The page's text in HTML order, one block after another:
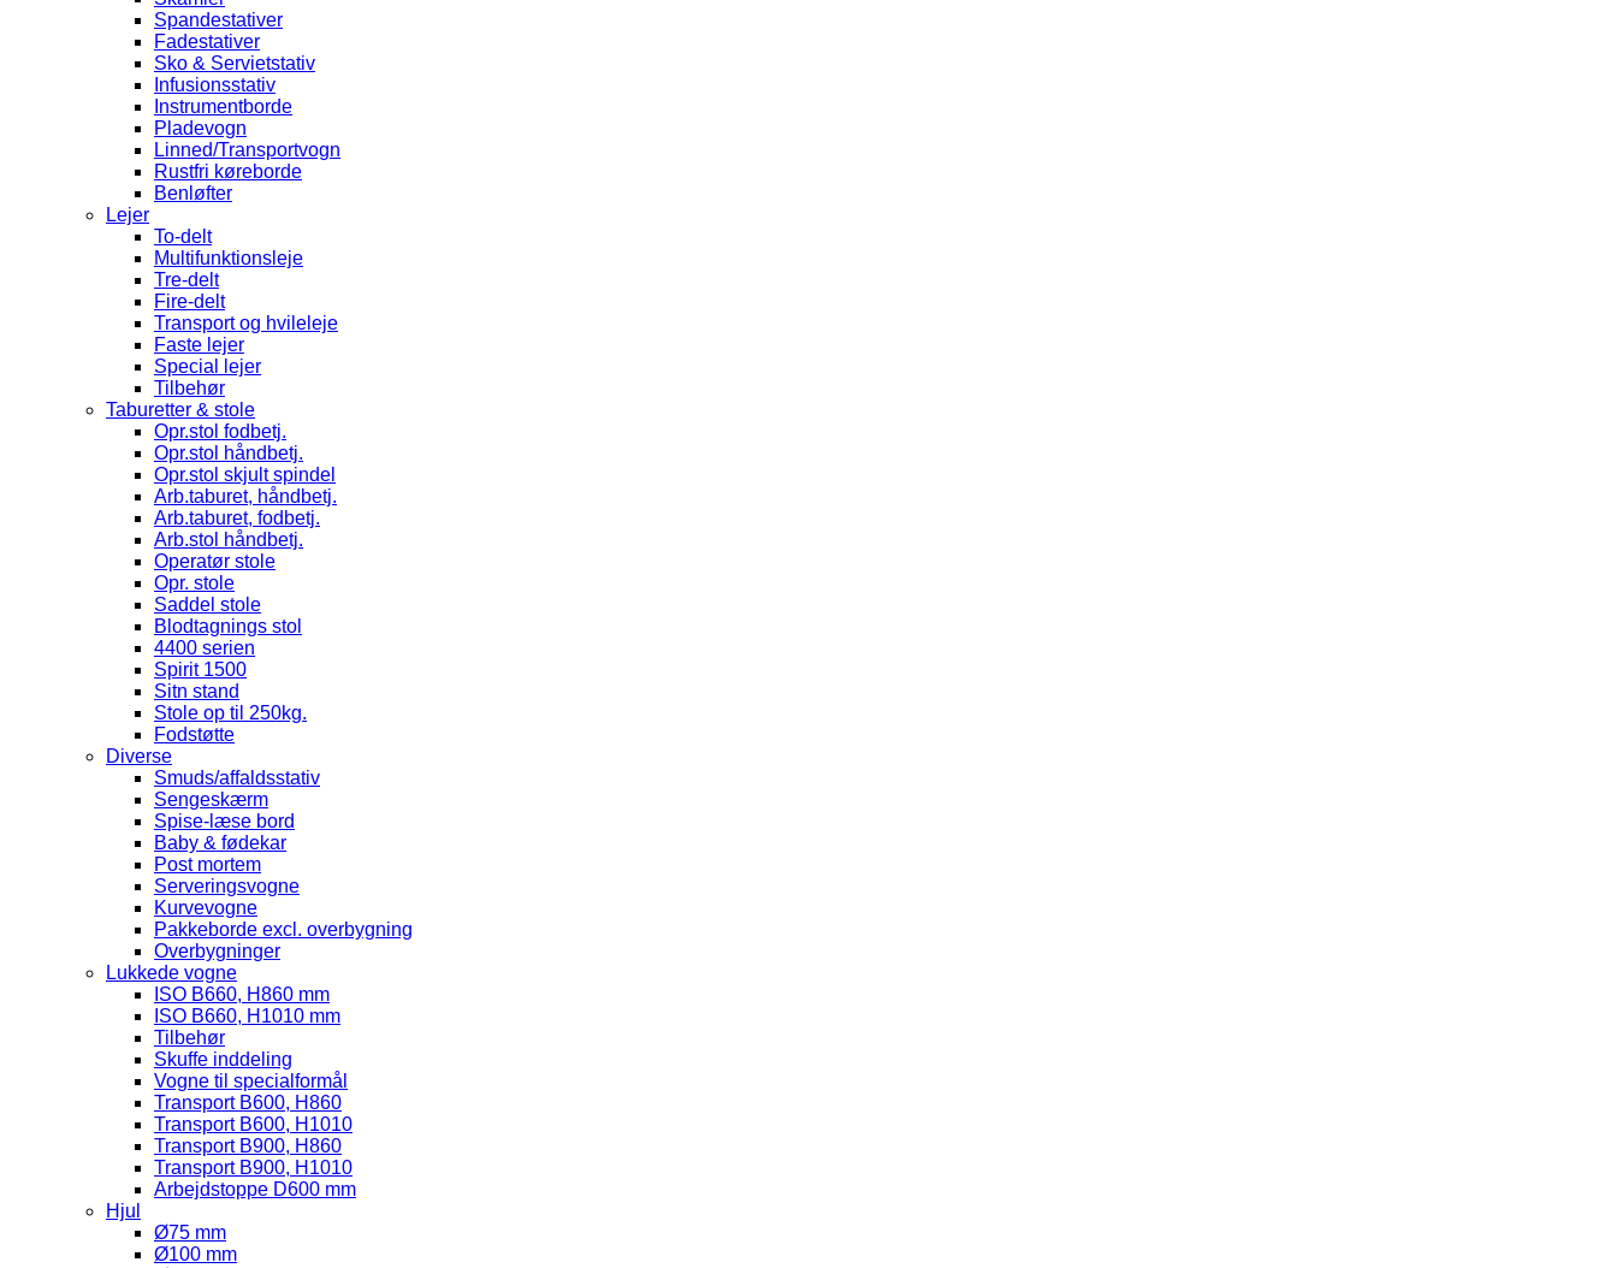
Spandestativer
Fadestativer
Sko & Servietstativ
Infusionsstativ
Instrumentborde
Pladevogn
Linned/Transportvogn
Rustfri køreborde
Benløfter
Lejer
To-delt
Multifunktionsleje
Tre-delt
Fire-delt
Transport og hvileleje
Faste lejer
Special lejer
Tilbehør
Taburetter & stole
Opr.stol fodbetj.
Opr.stol håndbetj.
Opr.stol skjult spindel
Arb.taburet, håndbetj.
Arb.taburet, fodbetj.
Arb.stol håndbetj.
Operatør stole
Opr. stole
Saddel stole
Blodtagnings stol
4400 serien
Spirit 1500
Sitn stand
Stole op til 250kg.
Fodstøtte
Diverse
Smuds/affaldsstativ
Sengeskærm
Spise-læse bord
Baby & fødekar
Post mortem
Serveringsvogne
Kurvevogne
Pakkeborde excl. overbygning
Overbygninger
Lukkede vogne
ISO B660, H860 mm
ISO B660, H1010 mm
Tilbehør
Skuffe inddeling
Vogne til specialformål
Transport B600, H860
Transport B600, H1010
Transport B900, H860
Transport B900, H1010
Arbejdstoppe D600 mm
Hjul
Ø75 mm
Ø100 mm